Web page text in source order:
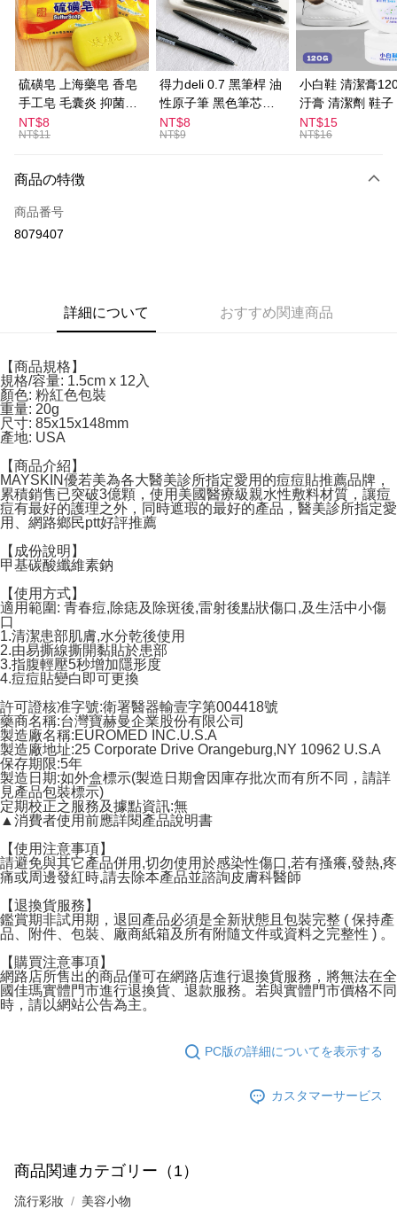
Apple Pay
JKOPAY
Easy Wallet
ATM払い
全家取貨付款
付款後全家取貨
配送毎にNT$60、NT$599以上で送料無料
配送毎にNT$60、NT$599以上で送料無料
宅配
配送毎にNT$120、NT$1,999以上で送料無料
硫磺皂 上海藥皂 香皂
手工皂 毛囊炎 抑菌除
蟎 清潔護膚 去油去痘
寵物皮膚病 狗狗貓咪
NT$8
NT$11
得力deli 0.7 黑筆桿 油
性原子筆 黑色筆芯
S304
NT$8
NT$9
小白鞋 清潔膏
汙膏 清潔劑 鞋子
漬 白皮鞋 鞋油
NT$15
NT$16
商品の特徴
商品番号
8079407
詳細について おすすめ関連商品
【商品規格】
規格/容量: 1.5cm x 12入
顏色: 粉紅色包裝
重量: 20g
尺寸: 85x15x148mm
產地: USA
【商品介紹】
MAYSKIN優若美為各大醫美診所指定愛用的痘痘貼推薦品牌，
累積銷售已突破3億顆，使用美國醫療級親水性敷料材質，讓痘
痘有最好的護理之外，同時遮瑕的最好的產品，醫美診所指定愛
用、網路鄉民ptt好評推薦
【成份說明】
甲基碳酸纖維素鈉
【使用方式】
適用範圍: 青春痘,除痣及除斑後,雷射後點狀傷口,及生活中小傷
口
1.清潔患部肌膚,水分乾後使用
2.由易撕線撕開黏貼於患部
3.指腹輕壓5秒增加隱形度
4.痘痘貼變白即可更換
許可證核准字號:衛署醫器輸壹字第004418號
藥商名稱:台灣寶赫曼企業股份有限公司
製造廠名稱:EUROMED INC.U.S.A
製造廠地址:25 Corporate Drive Orangeburg,NY 10962 U.S.A
保存期限:5年
製造日期:如外盒標示(製造日期會因庫存批次而有所不同，請詳
見產品包裝標示)
定期校正之服務及據點資訊:無
▲消費者使用前應詳閱產品說明書
【使用注意事項】
請避免與其它產品併用,切勿使用於感染性傷口,若有搔癢,發熱,疼
痛或周邊發紅時,請去除本產品並諮詢皮膚科醫師
【退換貨服務】
鑑賞期非試用期，退回產品必須是全新狀態且包裝完整 ( 保持產
品、附件、包裝、廠商紙箱及所有附隨文件或資料之完整性 ) 。
【購買注意事項】
網路店所售出的商品僅可在網路店進行退換貨服務，將無法在全
國佳瑪實體門市進行退換貨、退款服務。若與實體門市價格不同
時，請以網站公告為主。
PC版の詳細についてを表示する
カスタマーサービス
商品関連カテゴリー（1）
流行彩妝 美容小物